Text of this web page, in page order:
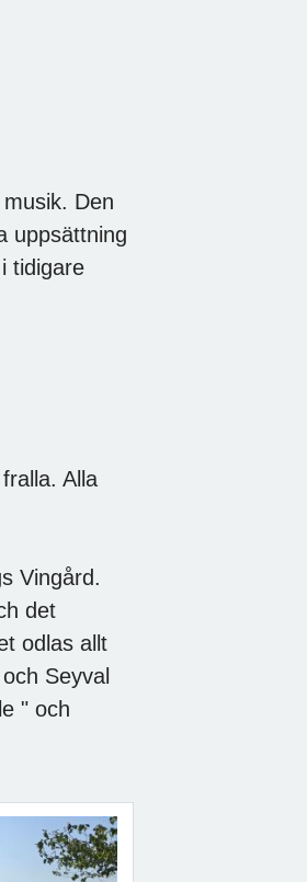
Den
uppsättning
tidigare
Alla
Vingård.
det
odlas allt
Seyval
" och